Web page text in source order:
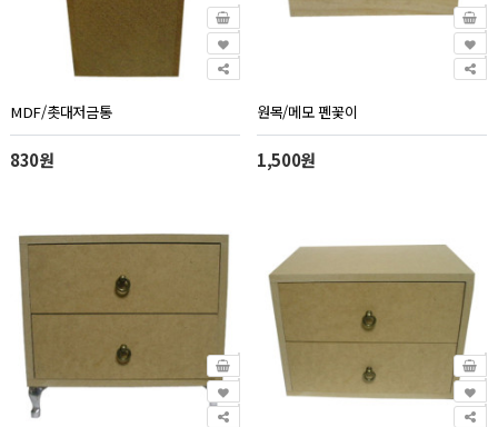
MDF/촛대저금통
830원
원목/메모 펜꽃이
1,500원